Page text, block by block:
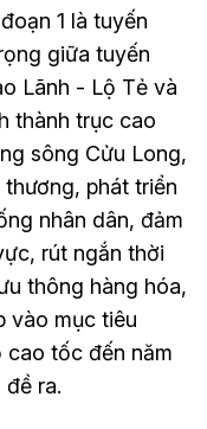
1 là tuyến
giữa tuyến
Lãnh - Lộ Tẻ và
thành trục cao
sông Cửu Long,
phát triển
nhân dân, đảm
rút ngắn thời
thông hàng hóa,
vào mục tiêu
cao tốc đến năm
ra.